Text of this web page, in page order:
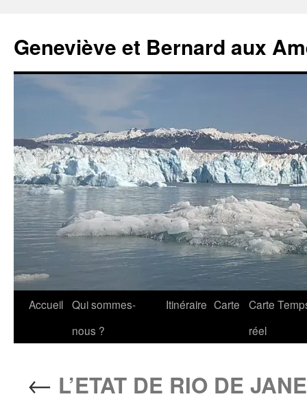
Geneviève et Bernard aux
Aller
Accueil Qui sommes-
nous ?
Itinéraire Carte
Carte
réel
← L’ETAT DE RIO DE